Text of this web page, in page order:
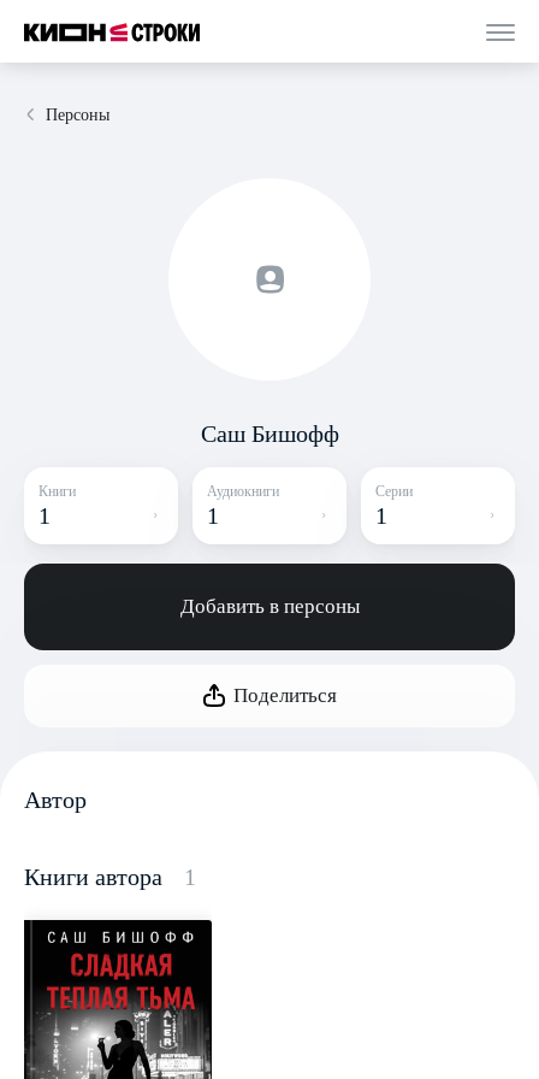
Персоны
Саш Бишофф
Книги
1
Аудиокниги
1
Серии
1
Добавить в персоны
Поделиться
Автор
Книги автора 1